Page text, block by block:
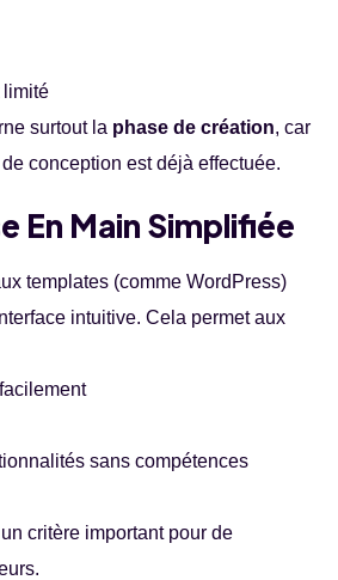
limité
surtout la phase de création, car
conception est déjà effectuée.
En Main Simplifiée
templates (comme WordPress)
intuitive. Cela permet aux
sans compétences
critère important pour de